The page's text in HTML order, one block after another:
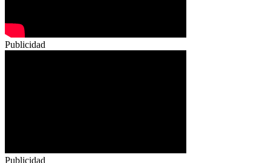
Publicidad
Publicidad